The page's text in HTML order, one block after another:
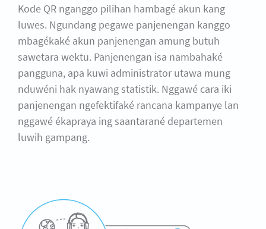
Kode QR nganggo pilihan hambagé akun kang
luwes. Ngundang pegawe panjenengan kanggo
mbagékaké akun panjenengan amung butuh
sawetara wektu. Panjenengan isa nambahaké
pangguna, apa kuwi administrator utawa mung
nduwéni hak nyawang statistik. Nggawé cara iki
panjenengan ngefektifaké rancana kampanye lan
nggawé ékapraya ing saantarané departemen
luwih gampang.